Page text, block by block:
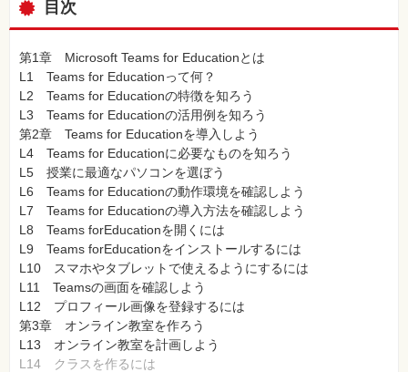
目次
第1章 Microsoft Teams for Educationとは
L1 Teams for Educationって何？
L2 Teams for Educationの特徴を知ろう
L3 Teams for Educationの活用例を知ろう
第2章 Teams for Educationを導入しよう
L4 Teams for Educationに必要なものを知ろう
L5 授業に最適なパソコンを選ぼう
L6 Teams for Educationの動作環境を確認しよう
L7 Teams for Educationの導入方法を確認しよう
L8 Teams forEducationを開くには
L9 Teams forEducationをインストールするには
L10 スマホやタブレットで使えるようにするには
L11 Teamsの画面を確認しよう
L12 プロフィール画像を登録するには
第3章 オンライン教室を作ろう
L13 オンライン教室を計画しよう
L14 クラスを作るには